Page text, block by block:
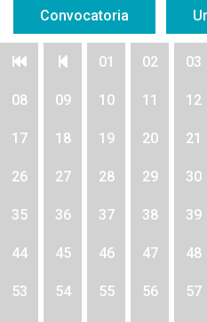
Convocatoria
01 02 03
08 09 10 11 12
17 18 19 20 21
26 27 28 29 30
35 36 37 38 39
44 45 46 47 48
53 54 55 56 57